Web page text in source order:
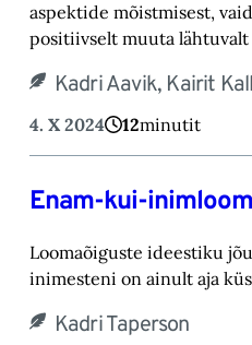
aspektide mõistmisest,
positiivselt muuta
Kadri Aavik, Kairit
4. X 2024 12minutit
Enam-kui-inimloom
Loomaõiguste ideestiku
inimesteni on ainult aja
Kadri Taperson